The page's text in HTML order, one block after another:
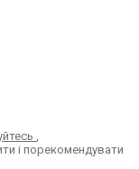
,
і порекомендувати